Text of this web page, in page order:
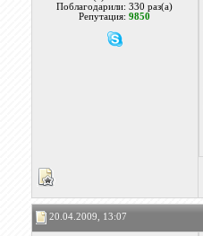
Поблагодарили: 330 раз(а)
Репутация:9850
20.04.2009, 13:07